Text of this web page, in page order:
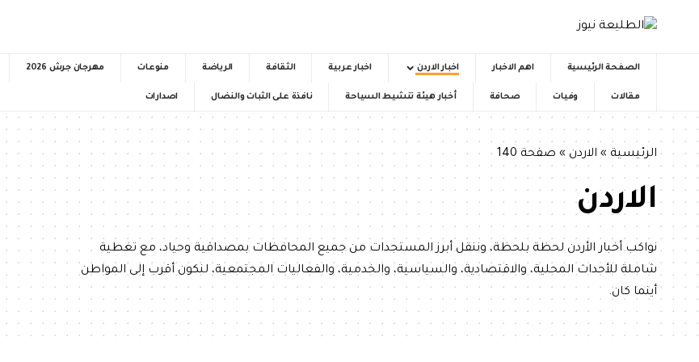
الصفحة الرئيسية اهم الاخبار اخبار الاردن اخبار عربية الثقافة الرياضة منوعات مهرجان جرش 2026
مقالات وفيات صحافة أخبار هيئة تنشيط السياحة نافذة على الثبات والنضال اصدارات
الرئيسية » الاردن » صفحة 140
الاردن
نواكب أخبار الأردن لحظة بلحظة، وننقل أبرز المستجدات من جميع المحافظات بمصداقية وحياد، مع تغطية
شاملة للأحداث المحلية، والاقتصادية، والسياسية، والخدمية، والفعاليات المجتمعية، لنكون أقرب إلى المواطن
أينما كان.